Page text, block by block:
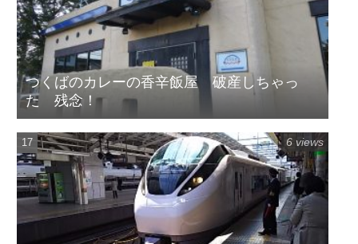
つくばのカレーの香辛飯屋 破産しちゃっ
た 残念！
6 views